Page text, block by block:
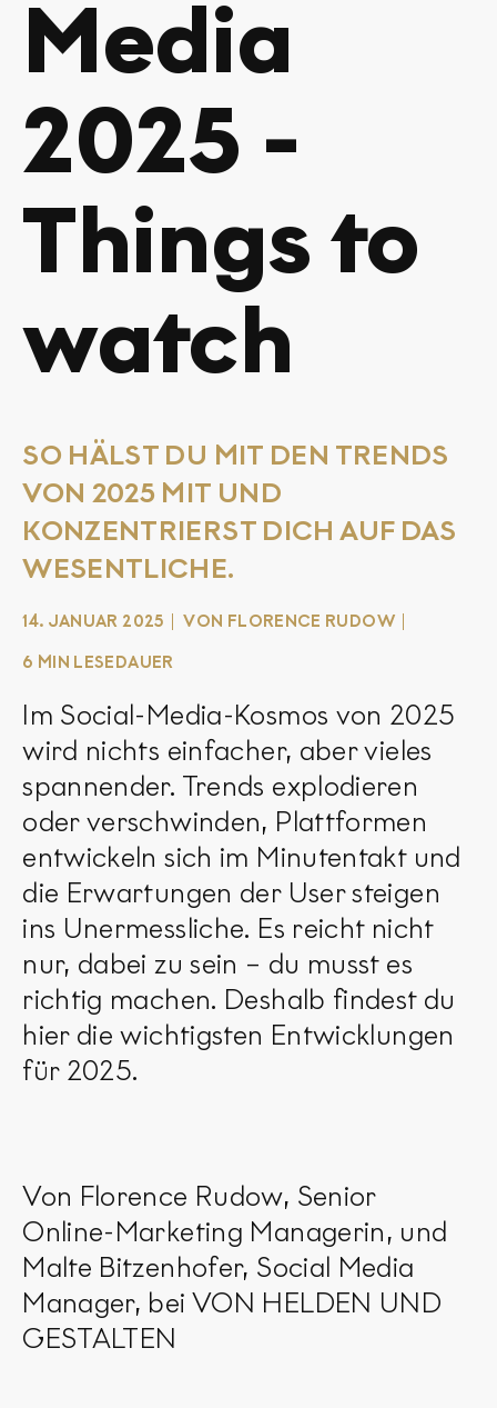
Media
2025 -
Things to
watch
SO HÄLST DU MIT DEN TRENDS
VON 2025 MIT UND
KONZENTRIERST DICH AUF DAS
WESENTLICHE.
14. JANUAR 2025 VON FLORENCE RUDOW
6 MIN LESEDAUER
Im Social-Media-Kosmos von 2025
wird nichts einfacher, aber vieles
spannender. Trends explodieren
oder verschwinden, Plattformen
entwickeln sich im Minutentakt und
die Erwartungen der User steigen
ins Unermessliche. Es reicht nicht
nur, dabei zu sein – du musst es
richtig machen. Deshalb findest du
hier die wichtigsten Entwicklungen
für 2025.
Von Florence Rudow, Senior
Online-Marketing Managerin, und
Malte Bitzenhofer, Social Media
Manager, bei VON HELDEN UND
GESTALTEN